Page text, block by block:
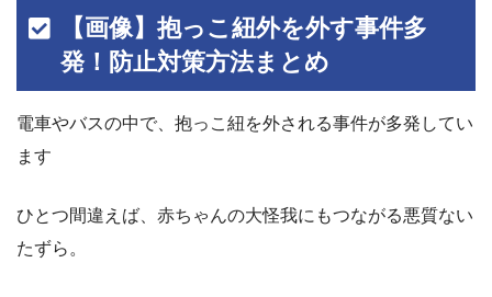
【画像】抱っこ紐外を外す事件多
発！防止対策方法まとめ
電車やバスの中で、抱っこ紐を外される事件が多発してい
ます
ひとつ間違えば、赤ちゃんの大怪我にもつながる悪質ない
たずら。